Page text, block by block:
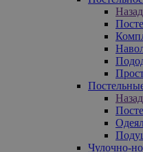
Назад
Назад
Чулочно-